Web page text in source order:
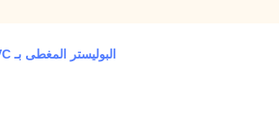
البوليستر المغطى بـ PVC النسيج يصل إلى اللفافة القياسية مع تعبئة PE